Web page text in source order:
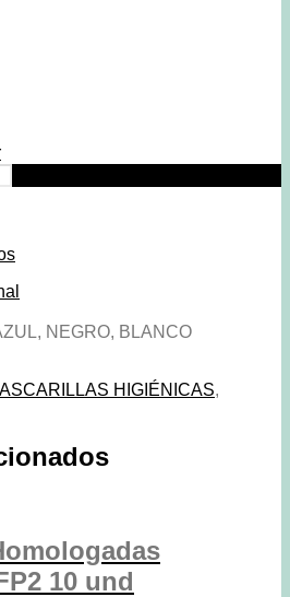
NEGRO, BLANCO
HIGIÉNICAS,
10 und